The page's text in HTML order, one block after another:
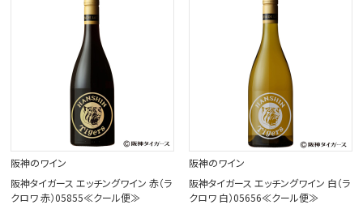
阪神のワイン
阪神タイガース エッチングワイン 赤（ラ
クロワ 赤）05855≪クール便≫
阪神のワイン
阪神タイガース エッチングワイン 白（ラ
クロワ 白）05656≪クール便≫